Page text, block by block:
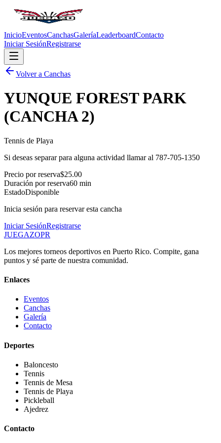
InicioEventosCanchasGaleríaLeaderboardContacto
Iniciar SesiónRegistrarse
Volver a Canchas
YUNQUE FOREST PARK
(CANCHA 2)
Tennis de Playa
Si deseas separar para alguna actividad llamar al 787-705-1350
Precio por reserva$25.00
Duración por reserva60 min
EstadoDisponible
Inicia sesión para reservar esta cancha
Iniciar SesiónRegistrarse
JUEGAZOPR
Los mejores torneos deportivos en Puerto Rico. Compite, gana
puntos y sé parte de nuestra comunidad.
Enlaces
Eventos
Canchas
Galería
Contacto
Deportes
Baloncesto
Tennis
Tennis de Mesa
Tennis de Playa
Pickleball
Ajedrez
Contacto